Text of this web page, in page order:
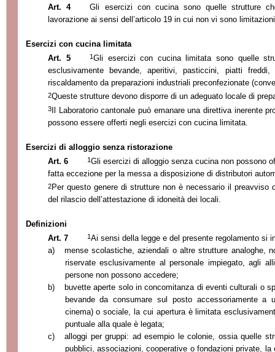
Art. 4
Gli esercizi con cucina sono quelle strutture
lavorazione ai sensi dell’articolo 19 in cui non vi sono
Esercizi con cucina limitata
Art. 5
1Gli esercizi con cucina limitata sono quelle
esclusivamente bevande, aperitivi, pasticcini, piatti
riscaldamento da preparazioni industriali preconfezionate
2Queste strutture devono disporre di un adeguato locale di
3
Il Laboratorio cantonale può emanare una direttiva inerente
possono essere offerti negli esercizi con cucina limitata.
Esercizi di alloggio senza ristorazione
Art. 6
1Gli esercizi di alloggio senza cucina non possono
fatta eccezione per la messa a disposizione di distributori
2Per questo genere di strutture non è necessario il preavviso
del rilascio dell’attestazione di idoneità dei locali.
Definizioni
Art. 7
1 Ai sensi della legge e del presente regolamento si
a)
mense scolastiche, aziendali o altre strutture analoghe,
riservate esclusivamente al personale impiegato, agli
persone non possono accedere;
b)
buvette aperte solo in concomitanza di eventi culturali o
bevande da consumare sul posto accessoriamente a
cinema) o sociale, la cui apertura è limitata
puntuale alla quale è legata;
c)
alloggi per gruppi: ad esempio le colonie, ossia quelle
pubblici, associazioni, cooperative o fondazioni private,